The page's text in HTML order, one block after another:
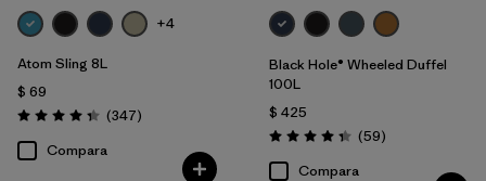
+4
Atom Sling 8L
$ 69
Valoración: 4.3 / 5
(347Comentarios
)
Compara
Black Hole® Wheeled Duffel
100L
$ 425
Valoración: 4.3 / 5
(59Comentarios
)
Compara